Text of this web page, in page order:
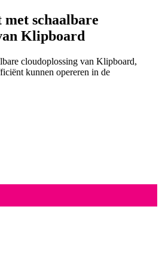
schaalbare
Klipboard
cloudoplossing van Klipboard,
kunnen opereren in de